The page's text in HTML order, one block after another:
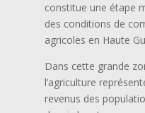
constitue une étape
des conditions de
agricoles en Haute
Dans cette grande
l’agriculture
revenus des